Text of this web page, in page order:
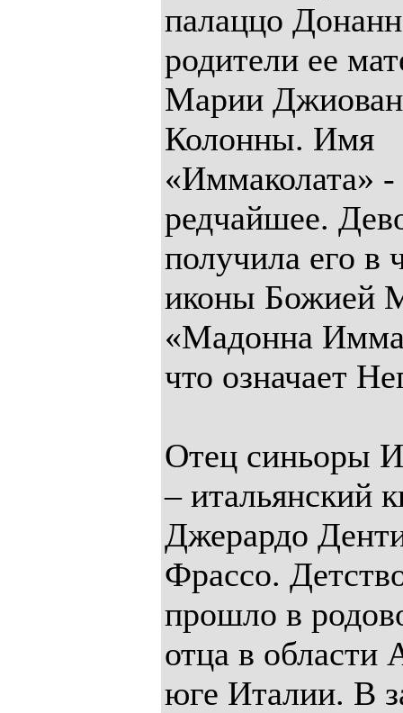
палаццо
родители ее
Марии
Колонны. Имя
«Иммаколата» -
редчайшее.
получила его в
иконы Божией
«Мадонна
что означает
Отец синьоры
– итальянский
Джерардо
Фрассо.
прошло в
отца в области
юге Италии. В